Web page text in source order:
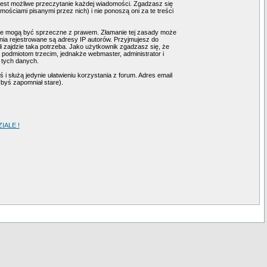
możliwe przeczytanie każdej wiadomości. Zgadzasz się
pisanymi przez nich) i nie ponoszą oni za te treści
być sprzeczne z prawem. Złamanie tej zasady może
rejestrowane są adresy IP autorów. Przyjmujesz do
zajdzie taka potrzeba. Jako użytkownik zgadzasz się, że
trzecim, jednakże webmaster, administrator i
danych.
jedynie ułatwieniu korzystania z forum. Adres email
zapomniał stare).
!